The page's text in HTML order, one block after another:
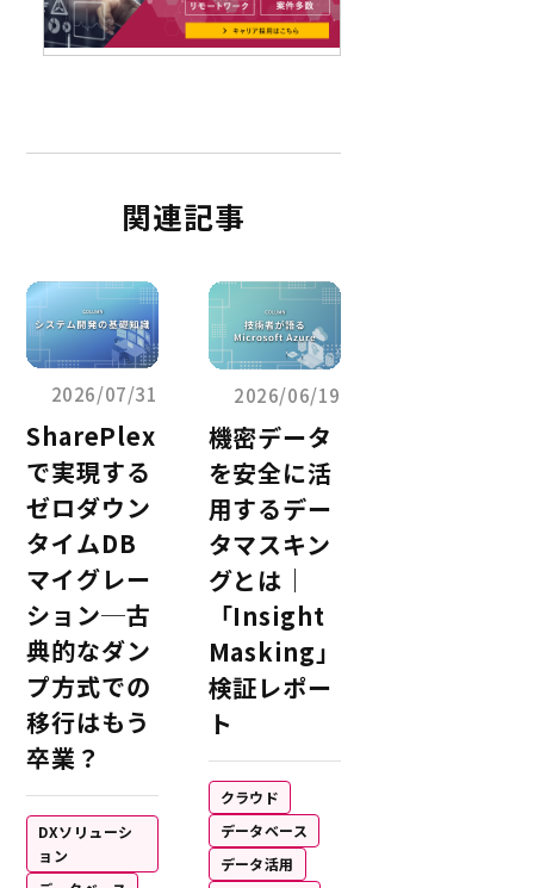
関連記事
2026/07/31
SharePlex
で実現する
ゼロダウン
タイムDB
マイグレー
ション─古
典的なダン
プ方式での
移行はもう
卒業？
DXソリューシ
ョン
2026/06/19
機密データ
を安全に活
用するデー
タマスキン
グとは｜
「Insight
Masking」
検証レポー
ト
クラウド
データベース
データ活用